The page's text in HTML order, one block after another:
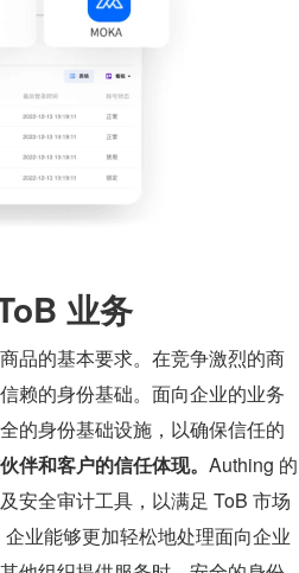
业务
品的基本要求。在竞争激烈的商
赖的身份基础。面向企业的业务
的身份基础设施，以确保信任的
伴和客户的信任体现。 Authing 的
安全审计工具，以满足 ToB 市场
业能够更加轻松地处理面向企业